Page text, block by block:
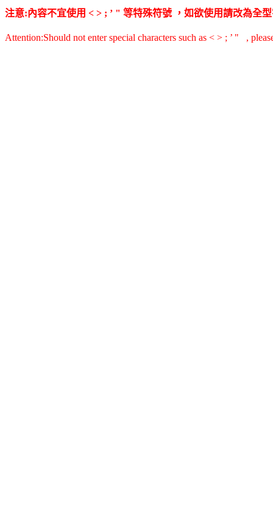
注意:內容不宜使用 < > ; ’ " 等特殊符號 ，如欲使用請改為全
Attention:Should not enter special characters such as < > ; ’ " ,